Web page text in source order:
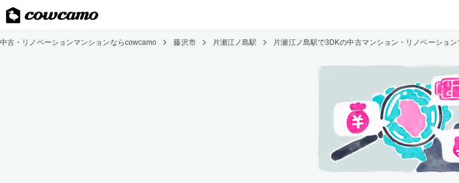
中古・リノベーションマンションならcowcamo 藤沢市 片瀬江ノ島駅 片瀬江ノ島駅で3DKの中古マンション・リノベーショ